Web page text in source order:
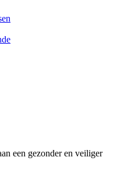
een gezonder en veiliger